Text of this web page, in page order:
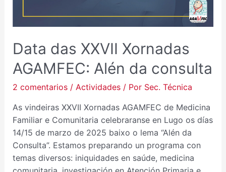
Data das XXVII Xornadas
AGAMFEC: Alén da consulta
2 comentarios / Actividades/ Por Sec. Técnica
As vindeiras XXVII Xornadas AGAMFEC de Medicina
Familiar e Comunitaria celebraranse en Lugo os días
14/15 de marzo de 2025 baixo o lema “Alén da
Consulta”. Estamos preparando un programa con
temas diversos: iniquidades en saúde, medicina